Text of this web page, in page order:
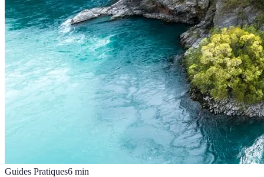
Guides Pratiques6 min